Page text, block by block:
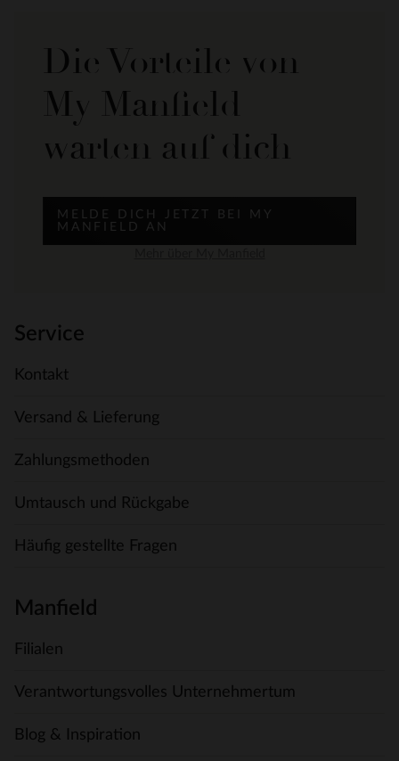
Die Vorteile von
My Manfield
warten auf dich
MELDE DICH JETZT BEI MY
MANFIELD AN
Service
Kontakt
Versand & Lieferung
Zahlungsmethoden
Umtausch und Rückgabe
Häufig gestellte Fragen
Manfield
Filialen
Verantwortungsvolles Unternehmertum
Blog & Inspiration